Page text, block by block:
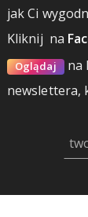
jak Ci
Kliknij na
Oglądaj na
newslettera,